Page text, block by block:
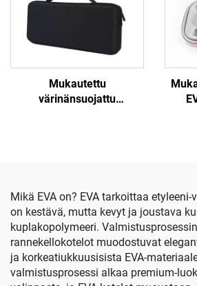
koteloit sekä räätälöity
Mukautettu
värinänsuojattu
Mikä EVA on? EVA tarkoittaa
on kestävä, mutta kevyt ja joustava
kuplakopolymeeri.
rannekellokotelot muodostuvat
ja korkeatiukkuusisista EVA-
valmistusprosessi alkaa premium-